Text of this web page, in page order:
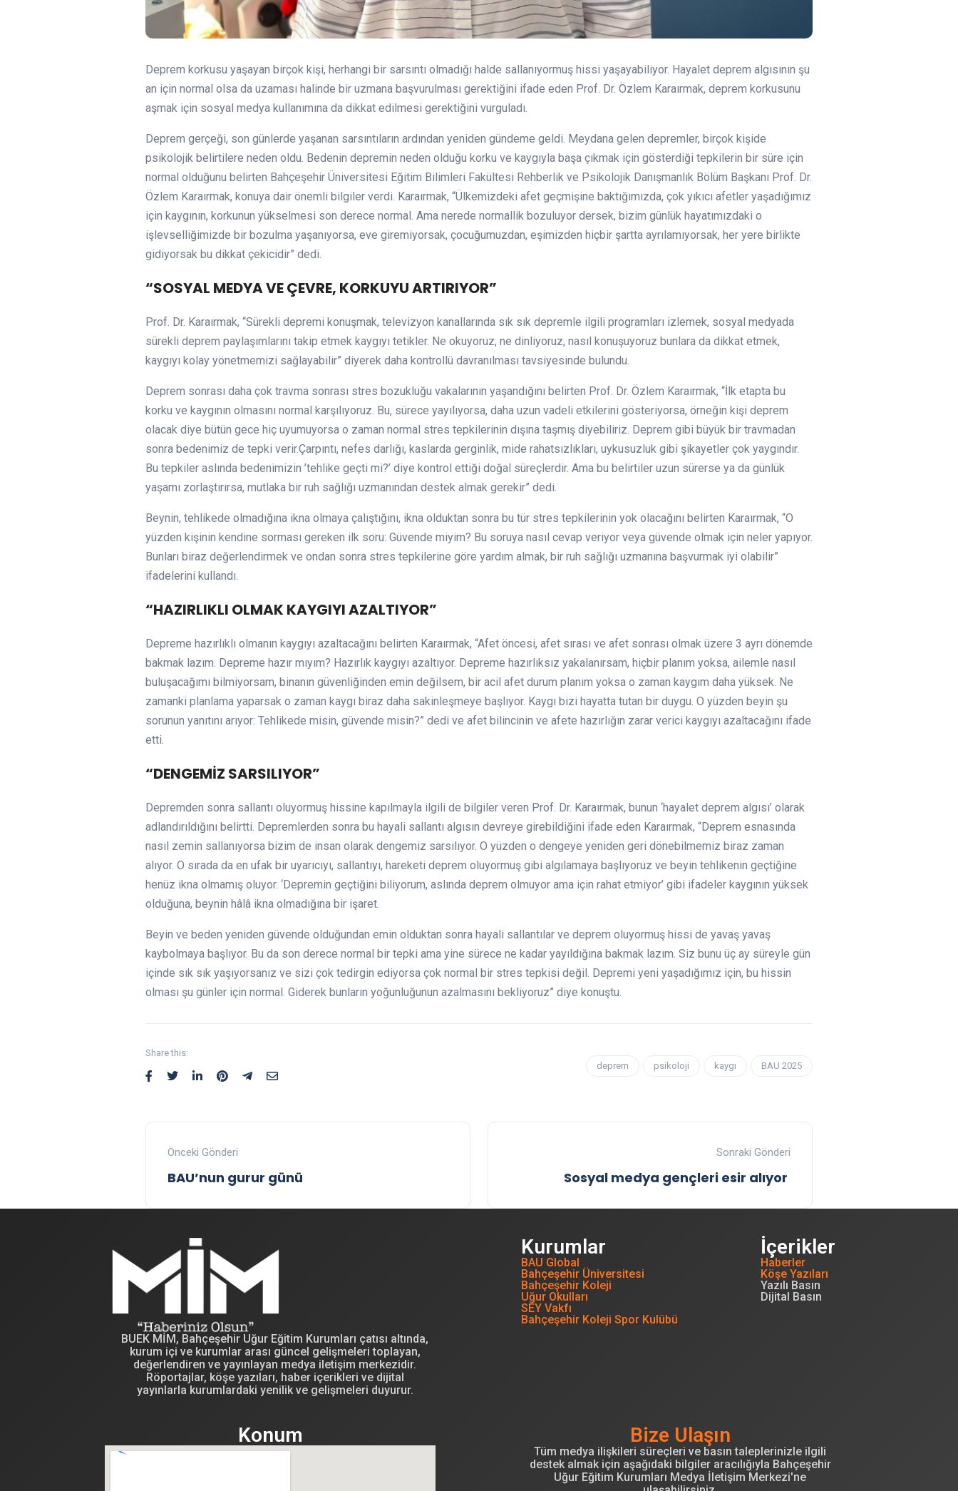
Deprem korkusu yaşayan birçok kişi, herhangi bir sarsıntı olmadığı halde sallanıyormuş hissi yaşayabiliyor. Hayalet deprem algısının şu
an için normal olsa da uzaması halinde bir uzmana başvurulması gerektiğini ifade eden Prof. Dr. Özlem Karaırmak, deprem korkusunu
aşmak için sosyal medya kullanımına da dikkat edilmesi gerektiğini vurguladı.
Deprem gerçeği, son günlerde yaşanan sarsıntıların ardından yeniden gündeme geldi. Meydana gelen depremler, birçok kişide
psikolojik belirtilere neden oldu. Bedenin depremin neden olduğu korku ve kaygıyla başa çıkmak için gösterdiği tepkilerin bir süre için
normal olduğunu belirten Bahçeşehir Üniversitesi Eğitim Bilimleri Fakültesi Rehberlik ve Psikolojik Danışmanlık Bölüm Başkanı Prof. Dr.
Özlem Karaırmak, konuya dair önemli bilgiler verdi. Karaırmak, “Ülkemizdeki afet geçmişine baktığımızda, çok yıkıcı afetler yaşadığımız
için kaygının, korkunun yükselmesi son derece normal. Ama nerede normallik bozuluyor dersek, bizim günlük hayatımızdaki o
işlevselliğimizde bir bozulma yaşanıyorsa, eve giremiyorsak, çocuğumuzdan, eşimizden hiçbir şartta ayrılamıyorsak, her yere birlikte
gidiyorsak bu dikkat çekicidir” dedi.
“SOSYAL MEDYA VE ÇEVRE, KORKUYU ARTIRIYOR”
Prof. Dr. Karaırmak, “Sürekli depremi konuşmak, televizyon kanallarında sık sık depremle ilgili programları izlemek, sosyal medyada
sürekli deprem paylaşımlarını takip etmek kaygıyı tetikler. Ne okuyoruz, ne dinliyoruz, nasıl konuşuyoruz bunlara da dikkat etmek,
kaygıyı kolay yönetmemizi sağlayabilir” diyerek daha kontrollü davranılması tavsiyesinde bulundu.
Deprem sonrası daha çok travma sonrası stres bozukluğu vakalarının yaşandığını belirten Prof. Dr. Özlem Karaırmak, “İlk etapta bu
korku ve kaygının olmasını normal karşılıyoruz. Bu, sürece yayılıyorsa, daha uzun vadeli etkilerini gösteriyorsa, örneğin kişi deprem
olacak diye bütün gece hiç uyumuyorsa o zaman normal stres tepkilerinin dışına taşmış diyebiliriz. Deprem gibi büyük bir travmadan
sonra bedenimiz de tepki verir.Çarpıntı, nefes darlığı, kaslarda gerginlik, mide rahatsızlıkları, uykusuzluk gibi şikayetler çok yaygındır.
Bu tepkiler aslında bedenimizin ’tehlike geçti mi?’ diye kontrol ettiği doğal süreçlerdir. Ama bu belirtiler uzun sürerse ya da günlük
yaşamı zorlaştırırsa, mutlaka bir ruh sağlığı uzmanından destek almak gerekir” dedi.
Beynin, tehlikede olmadığına ikna olmaya çalıştığını, ikna olduktan sonra bu tür stres tepkilerinin yok olacağını belirten Karaırmak, “O
yüzden kişinin kendine sorması gereken ilk soru: Güvende miyim? Bu soruya nasıl cevap veriyor veya güvende olmak için neler yapıyor.
Bunları biraz değerlendirmek ve ondan sonra stres tepkilerine göre yardım almak, bir ruh sağlığı uzmanına başvurmak iyi olabilir”
ifadelerini kullandı.
“HAZIRLIKLI OLMAK KAYGIYI AZALTIYOR”
Depreme hazırlıklı olmanın kaygıyı azaltacağını belirten Karaırmak, “Afet öncesi, afet sırası ve afet sonrası olmak üzere 3 ayrı dönemde
bakmak lazım. Depreme hazır mıyım? Hazırlık kaygıyı azaltıyor. Depreme hazırlıksız yakalanırsam, hiçbir planım yoksa, ailemle nasıl
buluşacağımı bilmiyorsam, binanın güvenliğinden emin değilsem, bir acil afet durum planım yoksa o zaman kaygım daha yüksek. Ne
zamanki planlama yaparsak o zaman kaygı biraz daha sakinleşmeye başlıyor. Kaygı bizi hayatta tutan bir duygu. O yüzden beyin şu
sorunun yanıtını arıyor: Tehlikede misin, güvende misin?” dedi ve afet bilincinin ve afete hazırlığın zarar verici kaygıyı azaltacağını ifade
etti.
“DENGEMİZ SARSILIYOR”
Depremden sonra sallantı oluyormuş hissine kapılmayla ilgili de bilgiler veren Prof. Dr. Karaırmak, bunun ‘hayalet deprem algısı’ olarak
adlandırıldığını belirtti. Depremlerden sonra bu hayali sallantı algısın devreye girebildiğini ifade eden Karaırmak, “Deprem esnasında
nasıl zemin sallanıyorsa bizim de insan olarak dengemiz sarsılıyor. O yüzden o dengeye yeniden geri dönebilmemiz biraz zaman
alıyor. O sırada da en ufak bir uyarıcıyı, sallantıyı, hareketi deprem oluyormuş gibi algılamaya başlıyoruz ve beyin tehlikenin geçtiğine
henüz ikna olmamış oluyor. ‘Depremin geçtiğini biliyorum, aslında deprem olmuyor ama için rahat etmiyor’ gibi ifadeler kaygının yüksek
olduğuna, beynin hâlâ ikna olmadığına bir işaret.
Beyin ve beden yeniden güvende olduğundan emin olduktan sonra hayali sallantılar ve deprem oluyormuş hissi de yavaş yavaş
kaybolmaya başlıyor. Bu da son derece normal bir tepki ama yine sürece ne kadar yayıldığına bakmak lazım. Siz bunu üç ay süreyle gün
içinde sık sık yaşıyorsanız ve sizi çok tedirgin ediyorsa çok normal bir stres tepkisi değil. Depremi yeni yaşadığımız için, bu hissin
olması şu günler için normal. Giderek bunların yoğunluğunun azalmasını bekliyoruz” diye konuştu.
Share this:
deprem
psikoloji kaygı BAU 2025
Önceki Gönderi
BAU’nun gurur günü
Sonraki Gönderi
Sosyal medya gençleri esir alıyor
BUEK MİM, Bahçeşehir Uğur Eğitim Kurumları çatısı altında,
kurum içi ve kurumlar arası güncel gelişmeleri toplayan,
değerlendiren ve yayınlayan medya iletişim merkezidir.
Röportajlar, köşe yazıları, haber içerikleri ve dijital
yayınlarla kurumlardaki yenilik ve gelişmeleri duyurur.
Kurumlar
BAU Global
Bahçeşehir Üniversitesi
Bahçeşehir Koleji
Uğur Okulları
SEY Vakfı
Bahçeşehir Koleji Spor Kulübü
İçerikler
Haberler
Köşe Yazıları
Yazılı Basın
Dijital Basın
Konum Bize Ulaşın
Tüm medya ilişkileri süreçleri ve basın taleplerinizle ilgili
destek almak için aşağıdaki bilgiler aracılığıyla Bahçeşehir
Uğur Eğitim Kurumları Medya İletişim Merkezi'ne